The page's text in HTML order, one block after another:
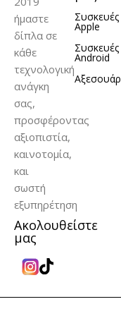
ήμαστε
δίπλα σε
κάθε
τεχνολογική
ανάγκη
σας,
προσφέροντας
αξιοπιστία,
καινοτομία,
και
σωστή
εξυπηρέτηση
Ακολουθείστε
μας
Συσκευές
Apple
Συσκευές
Android
Αξεσουάρ